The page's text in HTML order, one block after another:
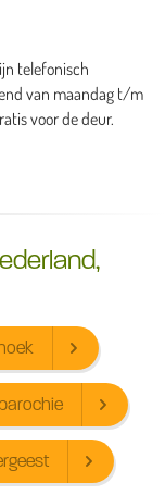
telefonisch
van maandag t/m
voor de deur.